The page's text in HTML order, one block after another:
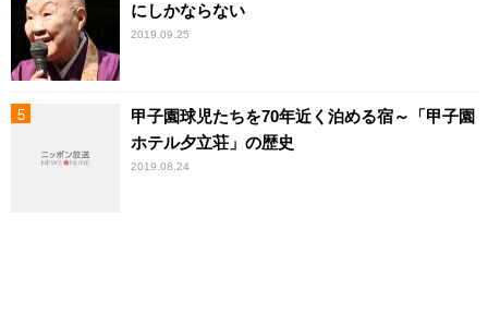
にしかならない
2019.09.25
甲子園球児たちを70年近く泊める宿～「甲子園
ホテル夕立荘」の歴史
2019.08.24